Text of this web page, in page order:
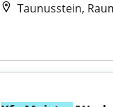
Taunusstein,